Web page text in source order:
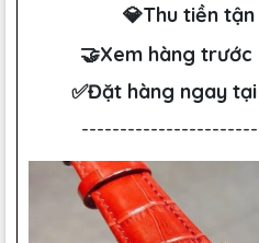
💎Thu tiền tận
🤝Xem hàng
✅Đặt hàng ngay